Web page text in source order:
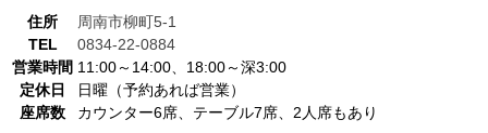
住所
周南市柳町5-1
TEL
0834-22-0884
営業時間 11:00～14:00、18:00～深3:00
定休日
日曜（予約あれば営業）
座席数
カウンター6席、テーブル7席、2人席もあり